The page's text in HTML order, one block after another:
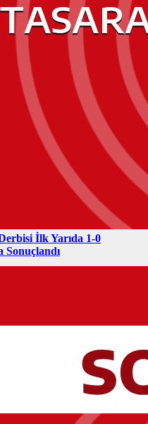
İlk Yarıda 1-0
Sonuçlandı